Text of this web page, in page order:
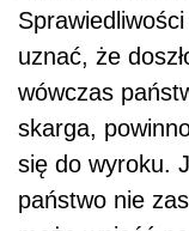
uznać, że
wówczas
skarga,
się do wyroku.
państwo nie